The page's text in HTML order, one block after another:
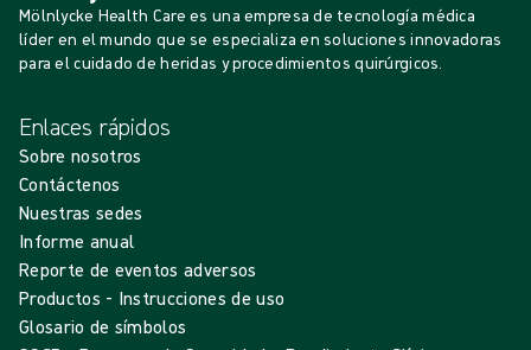
Mölnlycke Health Care es una empresa de tecnología médica
líder en el mundo que se especializa en soluciones innovadoras
para el cuidado de heridas y procedimientos quirúrgicos.
Enlaces rápidos
Sobre nosotros
Contáctenos
Nuestras sedes
Informe anual
Reporte de eventos adversos
Productos - Instrucciones de uso
Glosario de símbolos